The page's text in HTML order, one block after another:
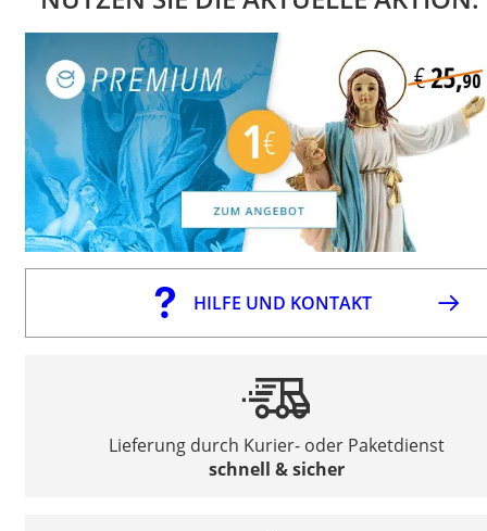
HILFE UND KONTAKT
Lieferung durch Kurier- oder Paketdienst
schnell & sicher